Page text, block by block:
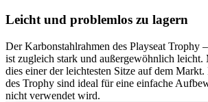
Leicht und problemlos zu lagern
Der Karbonstahlrahmen des Playseat Trophy
ist zugleich stark und außergewöhnlich
dies einer der leichtesten Sitze auf dem
des Trophy sind ideal für eine einfache
nicht verwendet wird.